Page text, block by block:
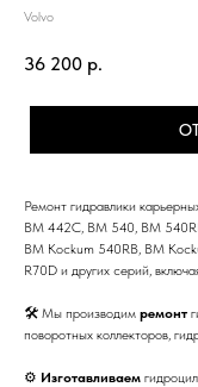
Volvo
36 200 р.
Ремонт гидравлики
BM 442C, BM 540, BM
BM Kockum 540RB, BM
R70D и других серий,
🛠 Мы производим ремонт
поворотных коллекторов,
⚙ Изготавливаем